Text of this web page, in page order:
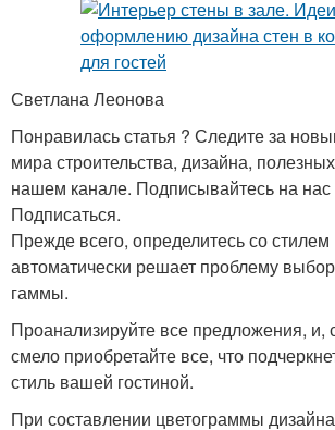
Светлана Леонова
Понравилась статья ? Следите за
мира строительства, дизайна,
нашем канале. Подписывайтесь на
Подписаться.
Прежде всего, определитесь со стилем
автоматически решает проблему
гаммы.
Проанализируйте все предложения, и,
смело приобретайте все, что
стиль вашей гостиной.
При составлении цветограммы